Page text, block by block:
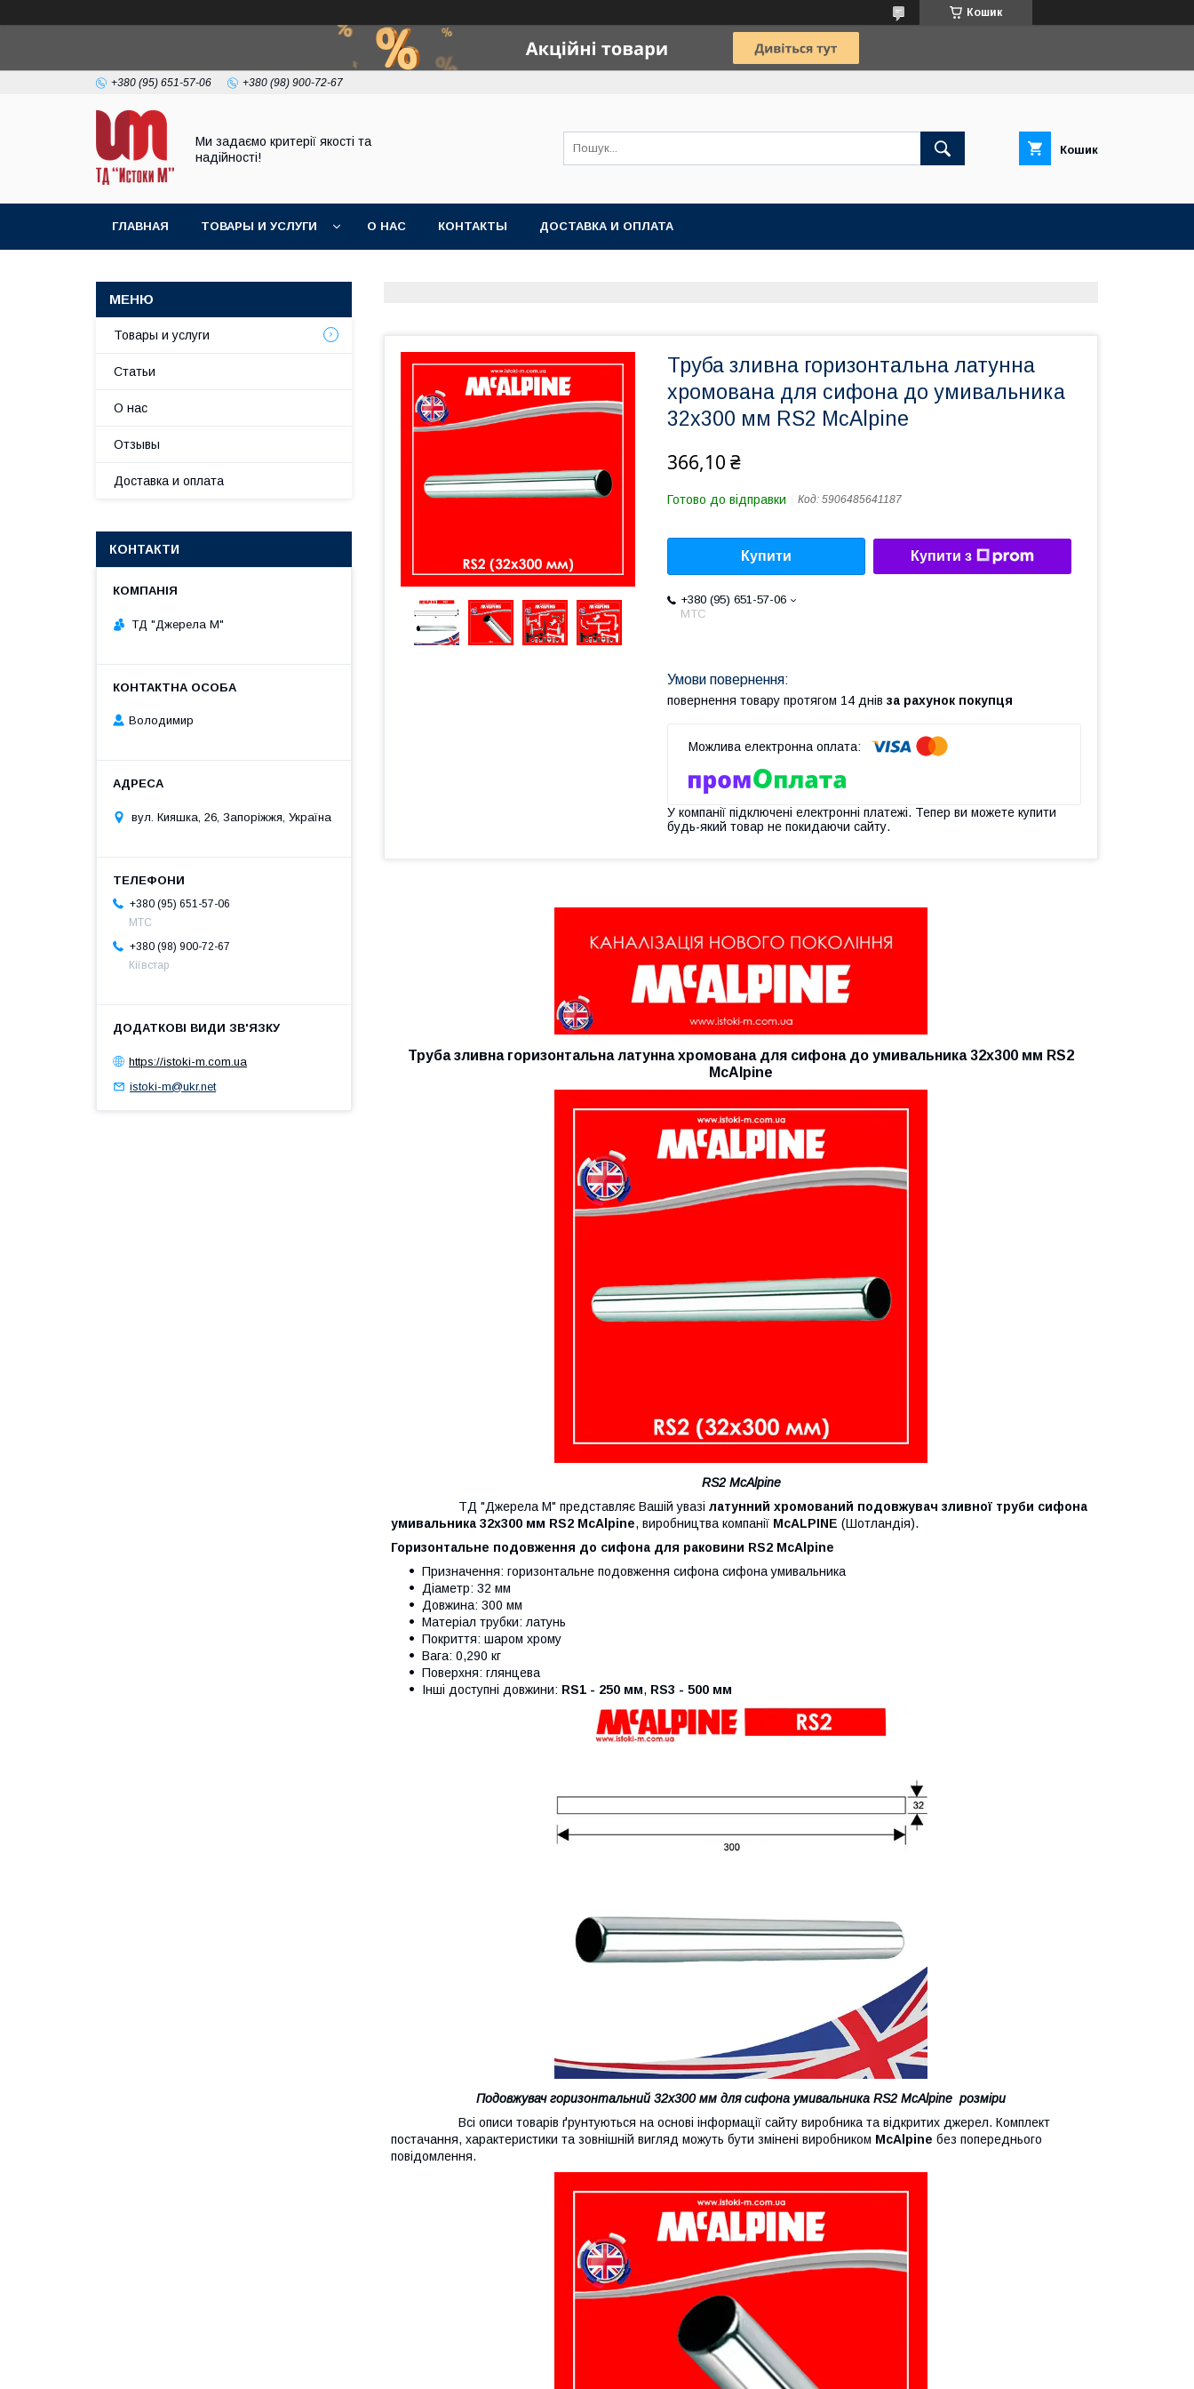
Кошик
+380 (95) 651-57-06 +380 (98) 900-72-67
Ми задаємо критерії якості та
надійності!
Кошик
ГЛАВНАЯ ТОВАРЫ И УСЛУГИ О НАС КОНТАКТЫ ДОСТАВКА И ОПЛАТА
Труба зливна горизонтальна латунна
хромована для сифона до умивальника
32х300 мм RS2 McAlpine
366,10 ₴
Готово до відправки Код: 5906485641187
Купити Купити з
+380 (95) 651-57-06
MTC
повернення товару протягом 14 днів за рахунок покупця
У компанії підключені електронні платежі. Тепер ви можете купити
будь-який товар не покидаючи сайту.
Труба зливна горизонтальна латунна хромована для сифона до умивальника 32х300 мм RS2
McAlpine
RS2 McAlpine
ТД "Джерела М" представляє Вашій увазі латунний хромований подовжувач зливної труби сифона
умивальника 32х300 мм RS2 McAlpine, виробництва компанії McALPINE (Шотландія).
Горизонтальне подовження до сифона для раковини RS2 McAlpine
Призначення: горизонтальне подовження сифона сифона умивальника
Діаметр: 32 мм
Довжина: 300 мм
Матеріал трубки: латунь
Покриття: шаром хрому
Вага: 0,290 кг
Поверхня: глянцева
Інші доступні довжини: RS1 - 250 мм, RS3 - 500 мм
Подовжувач горизонтальний 32х300 мм для сифона умивальника RS2 McAlpine розміри
Всі описи товарів ґрунтуються на основі інформації сайту виробника та відкритих джерел. Комплект
постачання, характеристики та зовнішній вигляд можуть бути змінені виробником McAlpine без попереднього
повідомлення.
Товары и услуги
Статьи
О нас
Отзывы
Доставка и оплата
КОНТАКТИ
ТД "Джерела М"
Володимир
вул. Кияшка, 26, Запоріжжя, Україна
+380 (95) 651-57-06
MTC
+380 (98) 900-72-67
Кіївстар
https://istoki-m.com.ua
istoki-m@ukr.net